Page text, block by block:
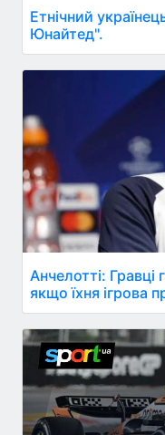
Етнічний
Юнайтед".
Анчелотті: Гравці
якщо їхня ігрова